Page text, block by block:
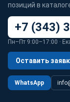
позиций в
+7 (343)
Пн–Пт 9:00–17:00 ·
Оставить
WhatsApp